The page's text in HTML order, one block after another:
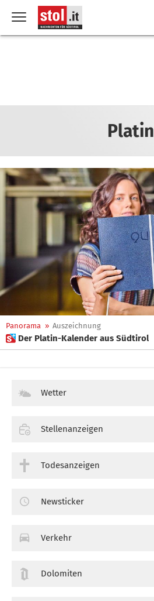
Platin
Panorama » Auszeichnung
 Der Platin-Kalender aus Südtirol
Wetter
Stellenanzeigen
Todesanzeigen
Newsticker
Verkehr
Dolomiten